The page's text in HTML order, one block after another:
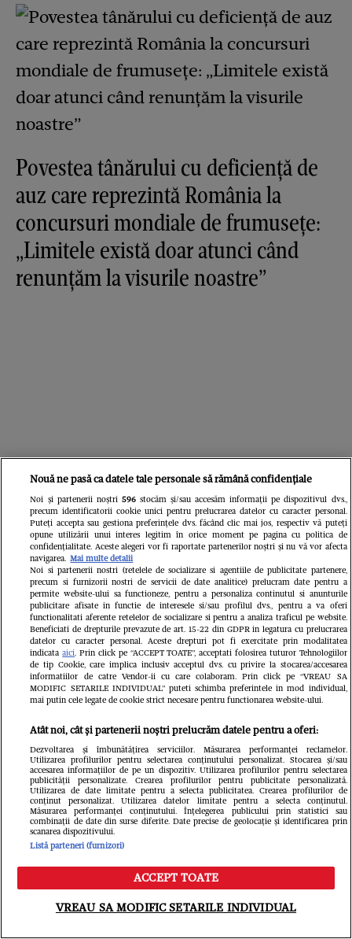
Povestea tânărului cu deficiență de
auz care reprezintă România la
concursuri mondiale de frumusețe:
„Limitele există doar atunci când
renunțăm la visurile noastre”
Din aceeași categorie
VEDETE SI EVENIMENTE
Cine este Roxana Vașniuc. A lucrat la
Etno TV, de unde a fost concediată,
și este divorțată de tatăl fiicei sale
VEDETE
Ce s-a
devenit
este
Meniu Caută
Nouă ne pasă ca datele tale personale să rămână confidențiale
Noi și partenerii noștri 596stocăm și/sau accesăm informații pe dispozitivul dvs.,
precum identificatorii cookie unici pentru prelucrarea datelor cu caracter personal.
Puteți accepta sau gestiona preferințele dvs. făcând clic mai jos, respectiv vă puteți
opune utilizării unui interes legitim în orice moment pe pagina cu politica de
confidențialitate. Aceste alegeri vor fi raportate partenerilor noștri și nu vă vor afecta
navigarea. Mai multe detalii
Noi si partenerii nostri (retelele de socializare si agentiile de publicitate partenere,
precum si furnizorii nostri de servicii de date analitice) prelucram date pentru a
permite website-ului sa functioneze, pentru a personaliza continutul si anunturile
publicitare afisate in functie de interesele si/sau profilul dvs., pentru a va oferi
functionalitati aferente retelelor de socializare si pentru a analiza traficul pe website.
Beneficiati de drepturile prevazute de art. 15-22 din GDPR in legatura cu prelucrarea
datelor cu caracter personal. Aceste drepturi pot fi exercitate prin modalitatea
indicataaici. Prin click pe “ACCEPT TOATE”, acceptati folosirea tuturor Tehnologiilor
de tip Cookie, care implica inclusiv acceptul dvs. cu privire la stocarea/accesarea
informatiilor de catre Vendor-ii cu care colaboram. Prin click pe “VREAU SA
MODIFIC SETARILE INDIVIDUAL” puteti schimba preferintele in mod individual,
mai putin cele legate de cookie strict necesare pentru functionarea website-ului.
Atât noi, cât și partenerii noștri prelucrăm datele pentru a oferi:
Dezvoltarea și îmbunătățirea serviciilor. Măsurarea performanței reclamelor.
Utilizarea profilurilor pentru selectarea conținutului personalizat. Stocarea și/sau
accesarea informațiilor de pe un dispozitiv. Utilizarea profilurilor pentru selectarea
publicității personalizate. Crearea profilurilor pentru publicitate personalizată.
Utilizarea de date limitate pentru a selecta publicitatea. Crearea profilurilor de
conținut personalizat. Utilizarea datelor limitate pentru a selecta conținutul.
Măsurarea performanței conținutului. Înțelegerea publicului prin statistici sau
combinații de date din surse diferite. Date precise de geolocație și identificarea prin
scanarea dispozitivului.
Listă parteneri (furnizori)
ACCEPT TOATE
VREAU SA MODIFIC SETARILE INDIVIDUAL